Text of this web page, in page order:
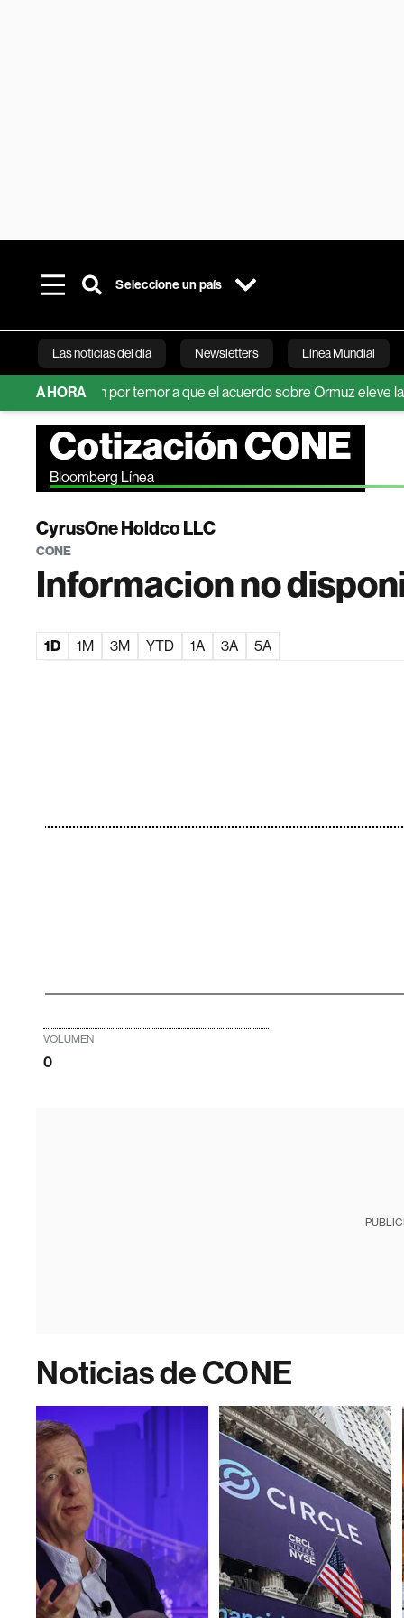
Seleccione un país
Las noticias del día Newsletters Línea Mundial
Bloomberg
AHORA
caen por temor a que el acuerdo sobre Ormuz eleve las
Cotización CONE
Bloomberg Línea
CyrusOne Holdco LLC
CONE
Informacion no
1D 1M 3M YTD 1A 3A 5A
VOLUMEN
0
Noticias de CONE